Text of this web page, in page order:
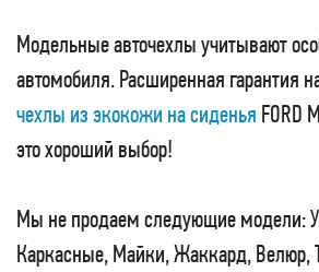
Модельные авточехлы учитывают
автомобиля. Расширенная гарантия
чехлы из экокожи на сиденья FORD
это хороший выбор!
Мы не продаем следующие модели:
Каркасные, Майки, Жаккард, Велюр,